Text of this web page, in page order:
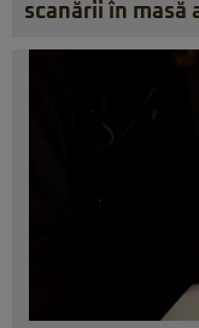
scanării în masă